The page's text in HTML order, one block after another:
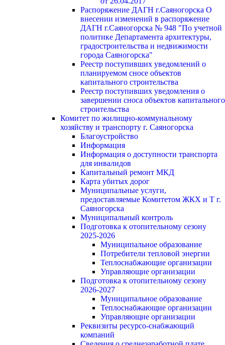
Распоряжение ДАГН г.Саяногорска О
внесении изменений в распоряжение
ДАГН г.Саяногорска № 948 "По учетной
политике Департамента архитектуры,
градостроительства и недвижимости
города Саяногорска"
Реестр поступивших уведомлений о
планируемом сносе объектов
капитального строительства
Реестр поступивших уведомления о
завершении сноса объектов капитального
строительства
Комитет по жилищно-коммунальному
хозяйству и транспорту г. Саяногорска
Благоустройство
Информация
Информация о доступности транспорта
для инвалидов
Капитальный ремонт МКД
Карта убитых дорог
Муниципальные услуги,
предоставляемые Комитетом ЖКХ и Т г.
Саяногорска
Муниципальный контроль
Подготовка к отопительному сезону
2025-2026
Муниципальное образование
Потребители тепловой энергии
Теплоснабжающие организации
Управляющие организации
Подготовка к отопительному сезону
2026-2027
Муниципальное образование
Теплоснабжающие организации
Управляющие организации
Реквизиты ресурсо-снабжающий
компаний